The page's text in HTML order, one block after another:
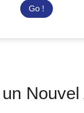
Go !Stage
dans
Cévennes